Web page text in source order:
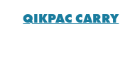
QIKPAC CARRY